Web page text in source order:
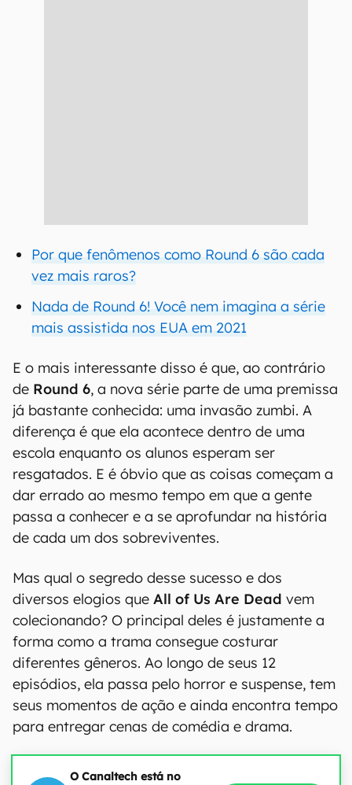
Por que fenômenos como Round 6 são cada
vez mais raros?
Nada de Round 6! Você nem imagina a série
mais assistida nos EUA em 2021
E o mais interessante disso é que, ao contrário
de Round 6, a nova série parte de uma premissa
já bastante conhecida: uma invasão zumbi. A
diferença é que ela acontece dentro de uma
escola enquanto os alunos esperam ser
resgatados. E é óbvio que as coisas começam a
dar errado ao mesmo tempo em que a gente
passa a conhecer e a se aprofundar na história
de cada um dos sobreviventes.
Mas qual o segredo desse sucesso e dos
diversos elogios que All of Us Are Dead vem
colecionando? O principal deles é justamente a
forma como a trama consegue costurar
diferentes gêneros. Ao longo de seus 12
episódios, ela passa pelo horror e suspense, tem
seus momentos de ação e ainda encontra tempo
para entregar cenas de comédia e drama.
O Canaltech está no